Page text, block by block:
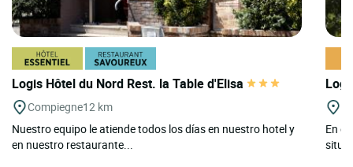
Logis Hôtel du Nord Rest. la Table d'Elisa
Compiegne12 km
Nuestro equipo le atiende todos los días en nuestro hotel y
en nuestro restaurante...
En